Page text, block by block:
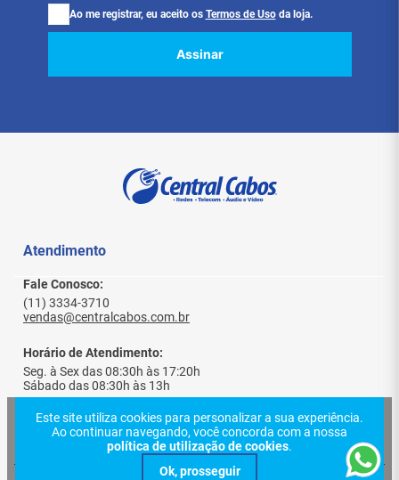
Este site utiliza cookies para personalizar a sua experiência.
Ao continuar navegando, você concorda com a nossa
política de utilização de cookies.
Ao me registrar, eu aceito os Termos de Uso da loja.
Assinar
Atendimento
Fale Conosco:
(11) 3334-3710
vendas@centralcabos.com.br
Horário de Atendimento:
Seg. à Sex das 08:30h às 17:20h
Sábado das 08:30h às 13h
Institucional